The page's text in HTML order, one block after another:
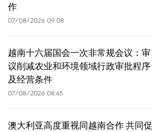
作
07/08/2026 09:08
越南十六届国会一次非常规会议：审
议削减农业和环境领域行政审批程序
及经营条件
07/08/2026 08:45
澳大利亚高度重视同越南合作 共同促